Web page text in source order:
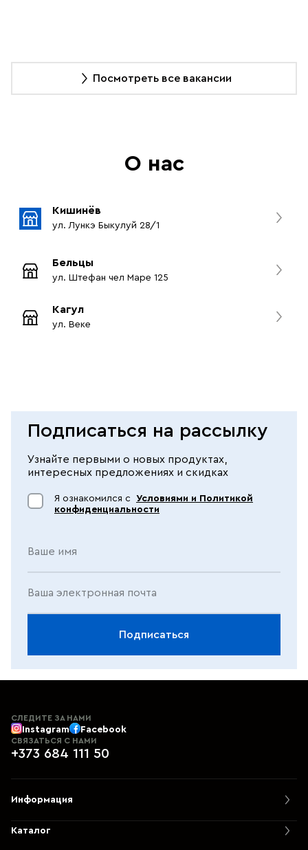
Посмотреть все вакансии
О нас
Кишинёв
ул. Лункэ Быкулуй 28/1
Бельцы
ул. Штефан чел Маре 125
Кагул
ул. Веке
Подписаться на рассылку
Узнайте первыми о новых продуктах,
интересных предложениях и скидках
Я ознакомился с
Условиями и Политикой
конфиденциальности
Ваше имя
Ваша электронная почта
Подписаться
СЛЕДИТЕ ЗА НАМИ
Instagram Facebook
СВЯЗАТЬСЯ С НАМИ
+373 684 111 50
Информация
Каталог